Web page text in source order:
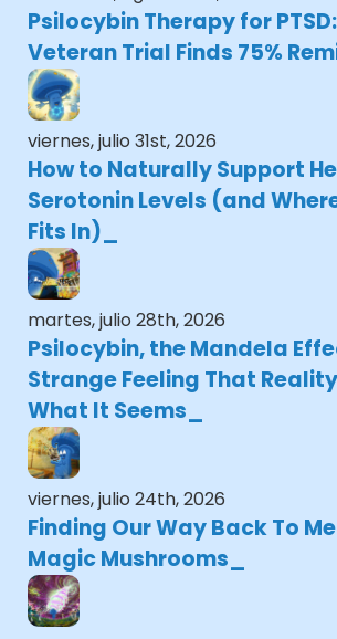
Psilocybin Therapy for
Veteran Trial Finds 75%
viernes, julio 31st, 2026
How to Naturally Support
Serotonin Levels (and
Fits In)
martes, julio 28th, 2026
Psilocybin, the Mandela
Strange Feeling That
What It Seems
viernes, julio 24th, 2026
Finding Our Way Back To
Magic Mushrooms